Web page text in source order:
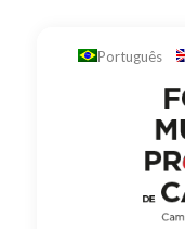
Português